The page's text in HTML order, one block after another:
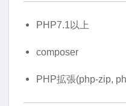
PHP7.1以上
composer
PHP拡張(php-zip,